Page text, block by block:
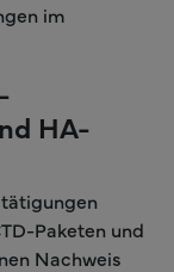
im
HA-
Paketen und
Nachweis